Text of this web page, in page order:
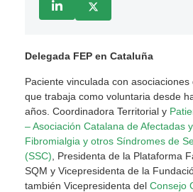
Delegada FEP en Cataluña
Paciente vinculada con
que trabaja como voluntaria desde
años. Coordinadora Territorial y
– Asociación Catalana de Afectadas
Fibromialgia y otros Síndromes de
(SSC) , Presidenta de la Plataforma
SQM y Vicepresidenta de la
también Vicepresidenta del Consejo